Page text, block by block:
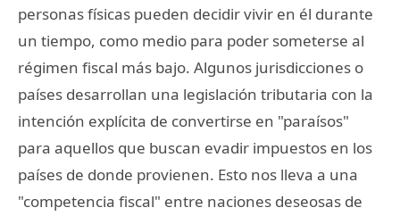
personas físicas pueden decidir vivir en él durante
un tiempo, como medio para poder someterse al
régimen fiscal más bajo. Algunos jurisdicciones o
países desarrollan una legislación tributaria con la
intención explícita de convertirse en "paraísos"
para aquellos que buscan evadir impuestos en los
países de donde provienen. Esto nos lleva a una
"competencia fiscal" entre naciones deseosas de